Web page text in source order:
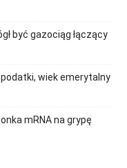
być gazociąg łączący
wiek emerytalny
mRNA na grypę